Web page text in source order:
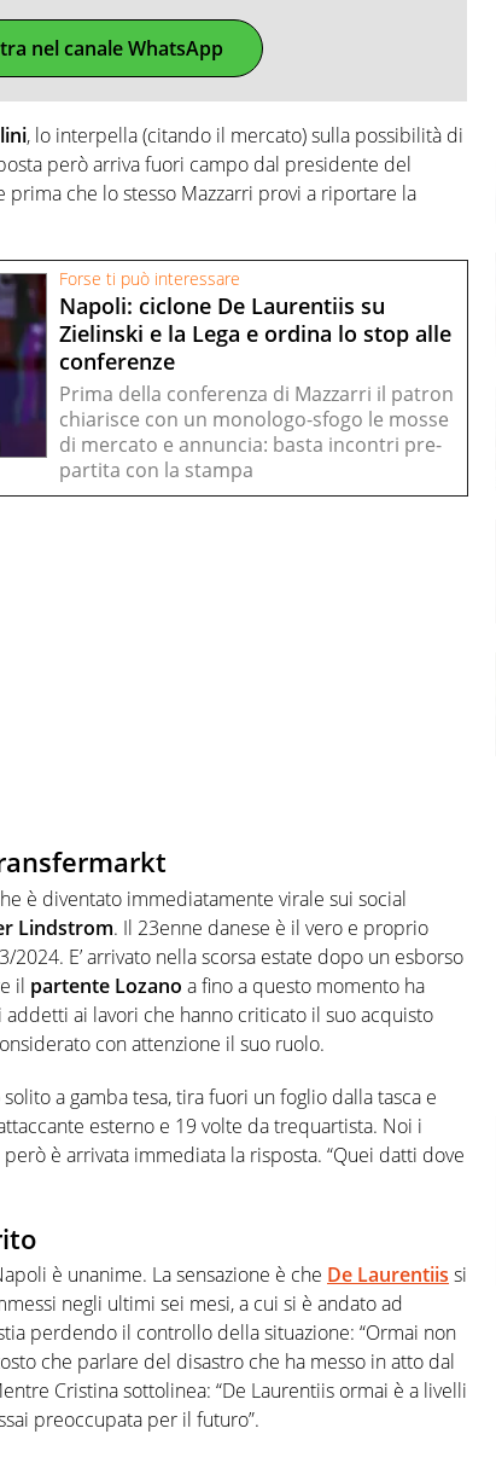
nel canale WhatsApp
, lo interpella (citando il mercato) sulla possibilità di
però arriva fuori campo dal presidente del
prima che lo stesso Mazzarri provi a riportare la
Forse ti può interessare
Napoli: ciclone De Laurentiis su
Zielinski e la Lega e ordina lo stop alle
conferenze
Prima della conferenza di Mazzarri il patron
chiarisce con un monologo-sfogo le mosse
di mercato e annuncia: basta incontri pre-
partita con la stampa
è diventato immediatamente virale sui social
Lindstrom. Il 23enne danese è il vero e proprio
E’ arrivato nella scorsa estate dopo un esborso
il partente Lozano a fino a questo momento ha
ai lavori che hanno criticato il suo acquisto
con attenzione il suo ruolo.
a gamba tesa, tira fuori un foglio dalla tasca e
esterno e 19 volte da trequartista. Noi i
è arrivata immediata la risposta. “Quei datti dove
è unanime. La sensazione è che De Laurentiis si
negli ultimi sei mesi, a cui si è andato ad
perdendo il controllo della situazione: “Ormai non
che parlare del disastro che ha messo in atto dal
Cristina sottolinea: “De Laurentiis ormai è a livelli
preoccupata per il futuro”.